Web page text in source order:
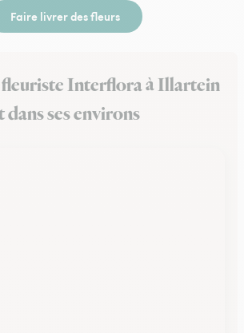
Faire livrer des fleurs
Interflora à Illartein
dans ses environs